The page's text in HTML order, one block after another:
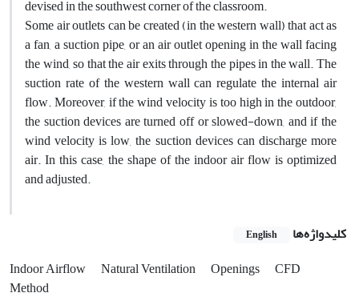
devised in the southwest corner of the classroom.
Some air outlets can be created (in the western wall) that act as
a fan, a suction pipe, or an air outlet opening in the wall facing
the wind, so that the air exits through the pipes in the wall. The
suction rate of the western wall can regulate the internal air
flow. Moreover, if the wind velocity is too high in the outdoor,
the suction devices are turned off or slowed-down, and if the
wind velocity is low, the suction devices can discharge more
air. In this case, the shape of the indoor air flow is optimized
and adjusted.
کلیدواژه‌ها English
Indoor Airflow Natural Ventilation Openings
CFD
Method